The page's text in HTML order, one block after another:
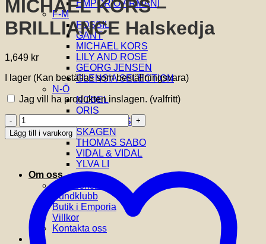
EMPORIO ARMANI
F-M
FOSSIL
GANT
MICHAEL KORS
LILY AND ROSE
GEORG JENSEN
GLENSIA SELECTION
N-Ö
NOBEL
ORIS
SIF JAKOBS
SKAGEN
THOMAS SABO
VIDAL & VIDAL
YLVA LI
Om oss
Om Glensia
Kundklubb
Butik i Emporia
Villkor
Kontakta oss
MICHAEL KORS –
BRILLIANCE Halskedja
1,649 kr
I lager (Kan beställas som beställningsvara)
Jag vill ha produkten inslagen. (valfritt)
MICHAEL
KORS
-
BRILLIANCE
mängd
Lägg till i varukorg